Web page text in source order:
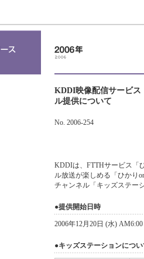
KDDI映像配信サービス
ル提供について
No. 2006-254
KDDIは、FTTHサービス「
ル放送が楽しめる「ひかり
チャンネル「キッズステー
●提供開始日時
2006年12月20日 (水)
●キッズステーションについ